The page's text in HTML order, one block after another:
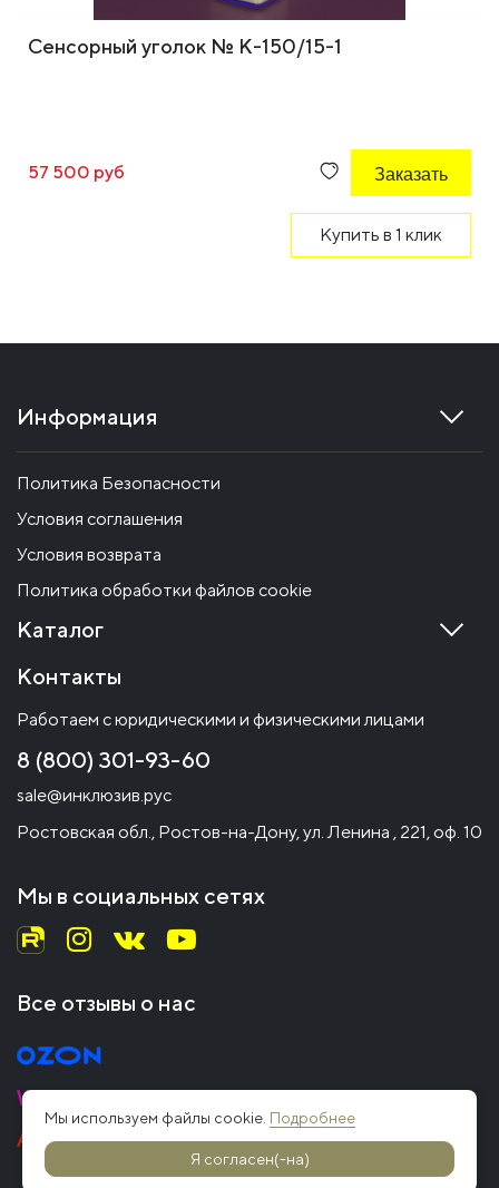
Сенсорный уголок № К-150/15-1
57 500 руб Заказать
Купить в 1 клик
Информация
Политика Безопасности
Условия соглашения
Условия возврата
Политика обработки файлов cookie
Каталог
Контакты
Работаем с юридическими и физическими лицами
8 (800) 301-93-60
sale@инклюзив.рус
Ростовская обл., Ростов-на-Дону, ул. Ленина , 221, оф. 10
Мы в социальных сетях
Все отзывы о нас
Мы используем файлы cookie. Подробнее
Я согласен(-на)